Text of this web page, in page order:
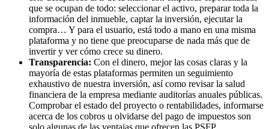
que se ocupan de todo: seleccionar el activo, preparar toda la
información del inmueble, captar la inversión, ejecutar la
compra… Y para el usuario, está todo a mano en una misma
plataforma y no tiene que preocuparse de nada más que de
invertir y ver cómo crece su dinero.
Transparencia: Con el dinero, mejor las cosas claras y la
mayoría de estas plataformas permiten un seguimiento
exhaustivo de nuestra inversión, así como revisar la salud
financiera de la empresa mediante auditorías anuales públicas.
Comprobar el estado del proyecto o rentabilidades, informarse
acerca de los cobros u olvidarse del pago de impuestos son
solo algunas de las ventajas que ofrecen las PSFP.